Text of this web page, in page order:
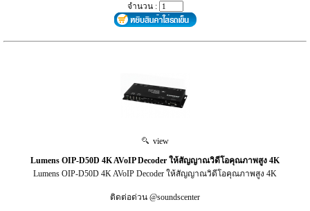
จำนวน :
view
Lumens OIP-D50D 4K AVoIP Decoder ให้สัญญาณวิดีโอคุณภาพสูง 4K
Lumens OIP-D50D 4K AVoIP Decoder ให้สัญญาณวิดีโอคุณภาพสูง 4K
ติดต่อด่วน @soundscenter